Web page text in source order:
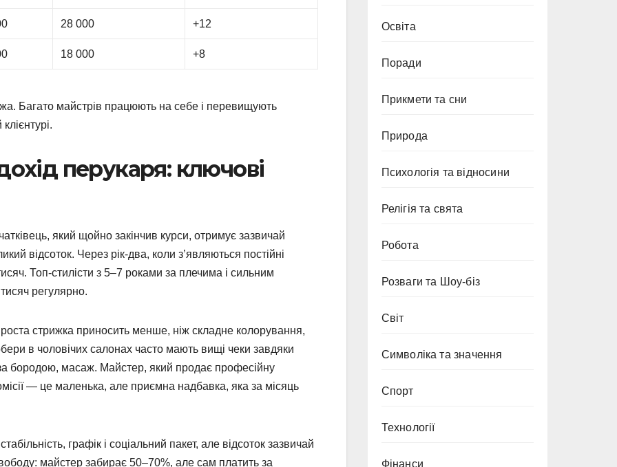
28 000 +12
18 000 +8
Багато майстрів працюють на себе і перевищують
перукаря: ключові
який щойно закінчив курси, отримує зазвичай
відсоток. Через рік-два, коли з’являються постійні
Топ-стилісти з 5–7 роками за плечима і сильним
регулярно.
стрижка приносить менше, ніж складне колорування,
в чоловічих салонах часто мають вищі чеки завдяки
бородою, масаж. Майстер, який продає професійну
— це маленька, але приємна надбавка, яка за місяць
графік і соціальний пакет, але відсоток зазвичай
майстер забирає 50–70%, але сам платить за
Освіта
Поради
Прикмети та сни
Природа
Психологія та відносини
Релігія та свята
Робота
Розваги та Шоу-біз
Світ
Символіка та значення
Спорт
Технології
Фінанси